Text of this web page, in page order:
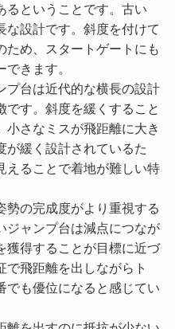
るということです。古い
な設計です。斜度を付けて
ため、スタートゲートにも
きます。
プ台は近代的な横長の設計
です。斜度を緩くすること
小さなミスが飛距離に大き
が緩く設計されているた
えることで着地が難しい特
勢の完成度がより重視する
ジャンプ台は減点につなが
獲得することが目標に近づ
で飛距離を出しながらト
でも優位になると感じてい